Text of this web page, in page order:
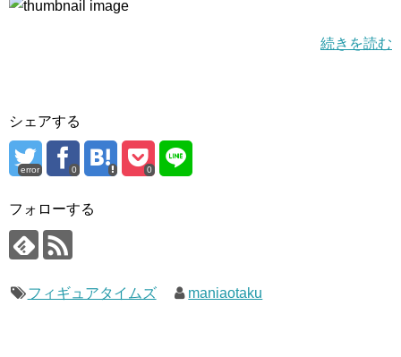
続きを読む
シェアする
error 0 0
フォローする
フィギュアタイムズ maniaotaku